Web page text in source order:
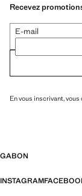
Recevez
E-mail
En vous inscrivant,
GABON
INSTAGRAM